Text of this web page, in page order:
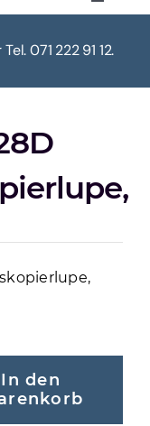
Toggle
071 222 91 12.
In den